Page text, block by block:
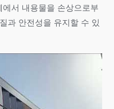
서 내용물을 손상으로부
과 안전성을 유지할 수 있